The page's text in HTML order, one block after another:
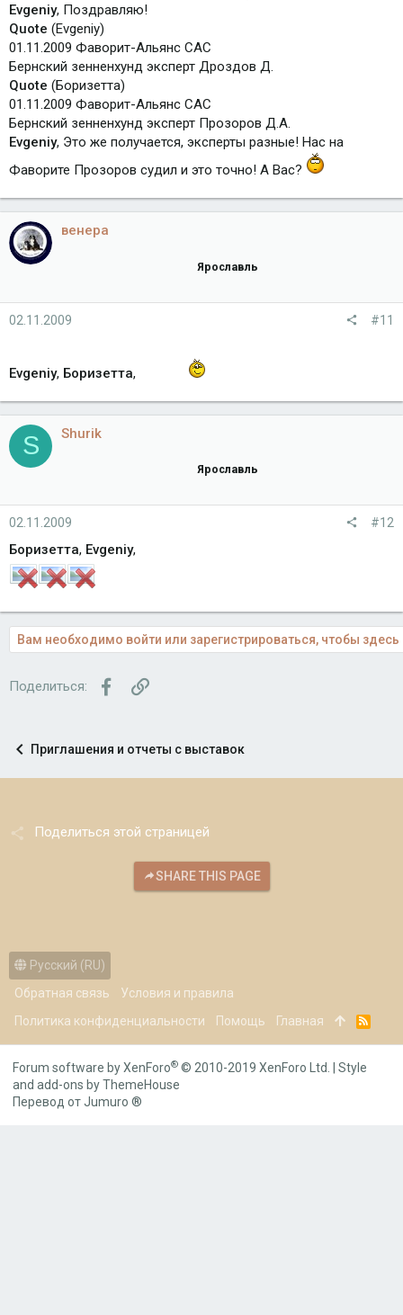
Evgeniy, Поздравляю!
Quote (Evgeniy)
01.11.2009 Фаворит-Альянс САС
Бернский зенненхунд эксперт Дроздов Д.
Quote (Боризетта)
01.11.2009 Фаворит-Альянс САС
Бернский зенненхунд эксперт Прозоров Д.А.
Evgeniy, Это же получается, эксперты разные! Нас на
Фаворите Прозоров судил и это точно! А Вас?
венера
Ярославль
02.11.2009 #11
Evgeniy, Боризетта,
S Shurik
Ярославль
02.11.2009 #12
Боризетта, Evgeniy,
Вам необходимо войти или зарегистрироваться, чтобы здесь
Поделиться: FacebookСсылка
Приглашения и отчеты с выставок
Поделиться этой страницей
SHARE THIS PAGE
Русский (RU)
Обратная связь
Условия и правила
Политика конфиденциальности
Помощь Главная
R
Forum software by XenForo® © 2010-2019 XenForo Ltd.
Style
and add-ons by ThemeHouse
Перевод от Jumuro ®